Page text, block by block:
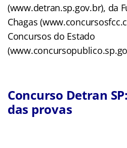
(www.detran.sp.gov.br), da
Chagas
Concursos do Estado
Concurso Detran
das provas